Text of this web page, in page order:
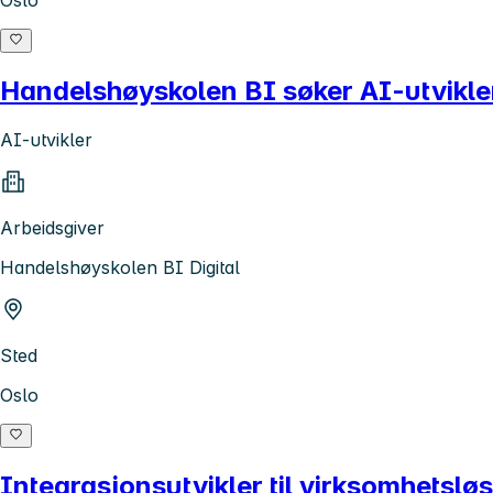
Handelshøyskolen BI søker AI-
AI-utvikler
Arbeidsgiver
Handelshøyskolen BI Digital
Sted
Oslo
Integrasjonsutvikler til